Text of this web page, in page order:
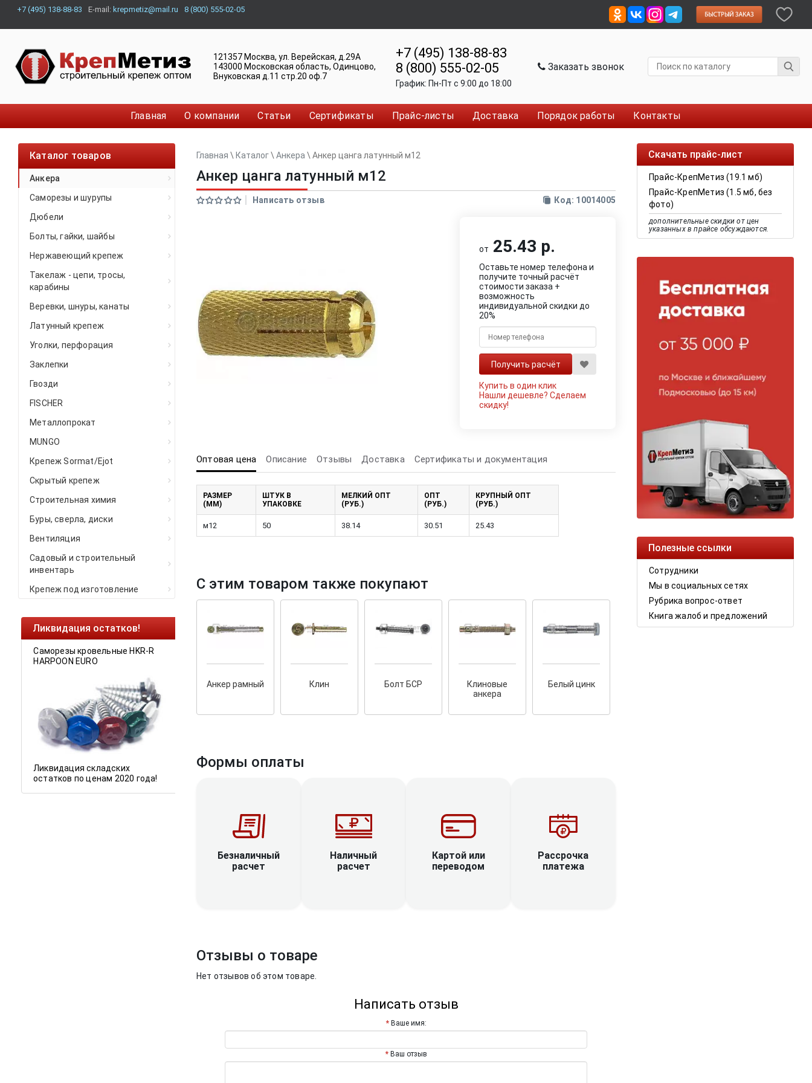
+7 (495) 138-88-83 E-mail: krepmetiz@mail.ru 8 (800) 555-02-05
121357 Москва, ул. Верейская, д.29А
143000 Московская область, Одинцово,
Внуковская д.11 стр.20 оф.7
+7 (495) 138-88-83
8 (800) 555-02-05
График: Пн-Пт c 9:00 до 18:00
Заказать звонок
Главная О компании Статьи Сертификаты Прайс-листы Доставка Порядок работы Контакты
Каталог товаров
Анкера
Саморезы и шурупы
Дюбели
Болты, гайки, шайбы
Нержавеющий крепеж
Такелаж - цепи, тросы,
карабины
Веревки, шнуры, канаты
Латунный крепеж
Уголки, перфорация
Заклепки
Гвозди
FISCHER
Металлопрокат
MUNGO
Крепеж Sormat/Ejot
Скрытый крепеж
Строительная химия
Буры, сверла, диски
Вентиляция
Садовый и строительный
инвентарь
Крепеж под изготовление
Ликвидация остатков!
Саморезы кровельные HKR-R
HARPOON EURO
Ликвидация складских
остатков по ценам 2020 года!
Cкрытый крепеж
У нас появился
скрытый
крепеж для деревянных террас
Скачать прайс-лист
Прайс-КрепМетиз (19.1 мб)
Прайс-КрепМетиз (1.5 мб, без
фото)
дополнительные скидки от цен
указанных в прайсе обсуждаются.
Полезные ссылки
Сотрудники
Мы в социальных сетях
Рубрика вопрос-ответ
Книга жалоб и предложений
Главная \ Каталог\ Анкера \ Анкер цанга латунный м12
Анкер цанга латунный м12
Написать отзыв Код: 10014005
от 25.43 р.
Оставьте номер телефона и
получите точный расчёт
стоимости заказа +
возможность
индивидуальной скидки до
20%
Купить в один клик
Нашли дешевле?Сделаем
скидку!
Оптовая цена Описание Отзывы Доставка Сертификаты и документация
РАЗМЕР
(ММ)
ШТУК В
УПАКОВКЕ
МЕЛКИЙ ОПТ
(РУБ.)
ОПТ
(РУБ.)
КРУПНЫЙ ОПТ
(РУБ.)
м12 50 38.14 30.51 25.43
С этим товаром также покупают
Анкер рамный Клин Болт БСР
Клиновые
анкера
Белый цинк
Формы оплаты
Безналичный
расчет
Наличный
расчет
Картой или
переводом
Рассрочка
платежа
Отзывы о товаре
Нет отзывов об этом товаре.
Написать отзыв
Ваше имя:
Ваш отзыв